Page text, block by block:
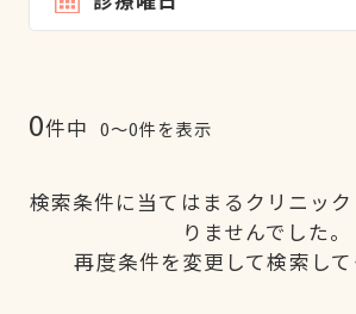
0件中 0〜0件を表示
検索条件に当てはまるクリニッ
りませんでした。
再度条件を変更して検索して